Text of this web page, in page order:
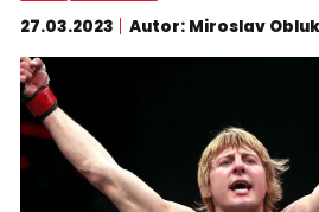
27.03.2023 Autor: Miroslav Obluk